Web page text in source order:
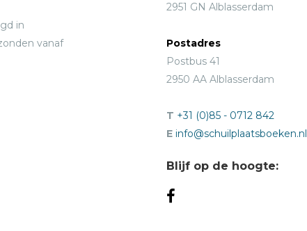
in
vanaf
2951 GN Alblasserdam
Postadres
Postbus 41
2950 AA Alblasserdam
T +31 (0)85 - 0712 842
E info@schuilplaatsboeken.nl
Blijf op de hoogte: